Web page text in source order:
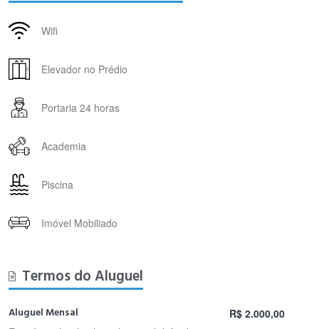
Wifi
Elevador no Prédio
Portaria 24 horas
Academia
Piscina
Imóvel Mobiliado
Termos do Aluguel
Aluguel Mensal
R$ 2.000,00